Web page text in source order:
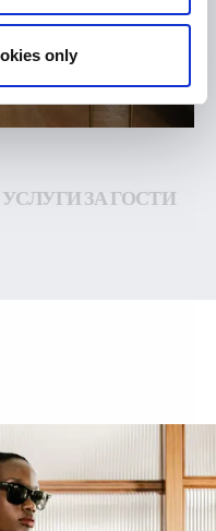
only
ЗА ГОСТИ